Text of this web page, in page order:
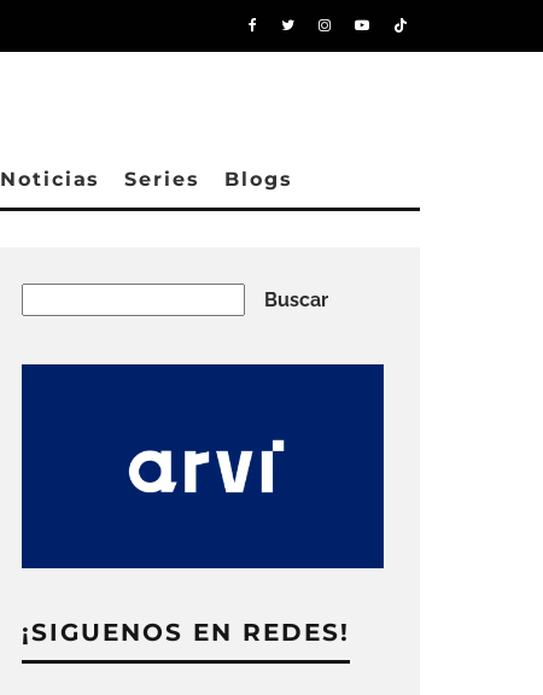
Noticias Series Blogs
Buscar
¡SIGUENOS EN REDES!